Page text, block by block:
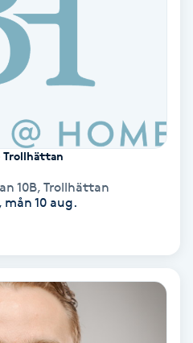
Trollhättan
10B, Trollhättan
mån 10 aug.